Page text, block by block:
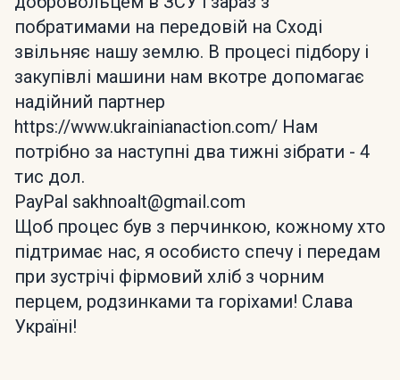
побратимами на передовій на Сході
звільняє нашу землю. В процесі підбору і
закупівлі машини нам вкотре допомагає
надійний партнер
https://www.ukrainianaction.com/ Нам
потрібно за наступні два тижні зібрати - 4
тис дол.
PayPal sakhnoalt@gmail.com
Щоб процес був з перчинкою, кожному хто
підтримає нас, я особисто спечу і передам
при зустрічі фірмовий хліб з чорним
перцем, родзинками та горіхами! Слава
Україні!